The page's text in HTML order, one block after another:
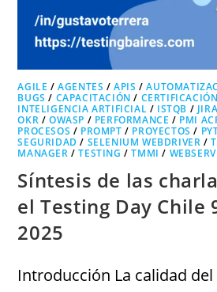
AGILE /AGENTES /APIS /
BUGS / CAPACITACIÓN / CERTIFICACIÓN
INTELIGENCIA ARTIFICIAL / ISTQB / JIRA
OKR /OWASP / PERFORMANCE / PMI
PROCESOS / PROMPT / PROYECTOS /
SEGURIDAD / SELENIUM WEBDRIVER /
MANAGER /TESTING /TMMI /
Síntesis de las
el Testing Day Chile
2025
Introducción La calidad